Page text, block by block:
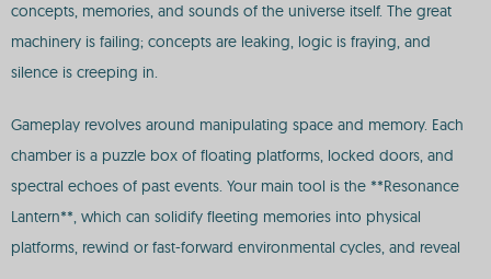
concepts, memories, and sounds of the universe itself. The great
machinery is failing; concepts are leaking, logic is fraying, and
silence is creeping in.
Gameplay revolves around manipulating space and memory. Each
chamber is a puzzle box of floating platforms, locked doors, and
spectral echoes of past events. Your main tool is the **Resonance
Lantern**, which can solidify fleeting memories into physical
platforms, rewind or fast-forward environmental cycles, and reveal